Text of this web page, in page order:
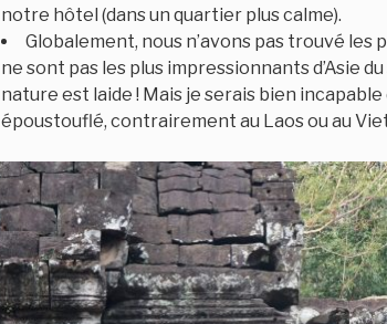
notre hôtel (dans un quartier plus calme).
Globalement, nous n’avons pas trouvé
ne sont pas les plus impressionnants d’Asie
nature est laide ! Mais je serais bien
époustouflé, contrairement au Laos ou au